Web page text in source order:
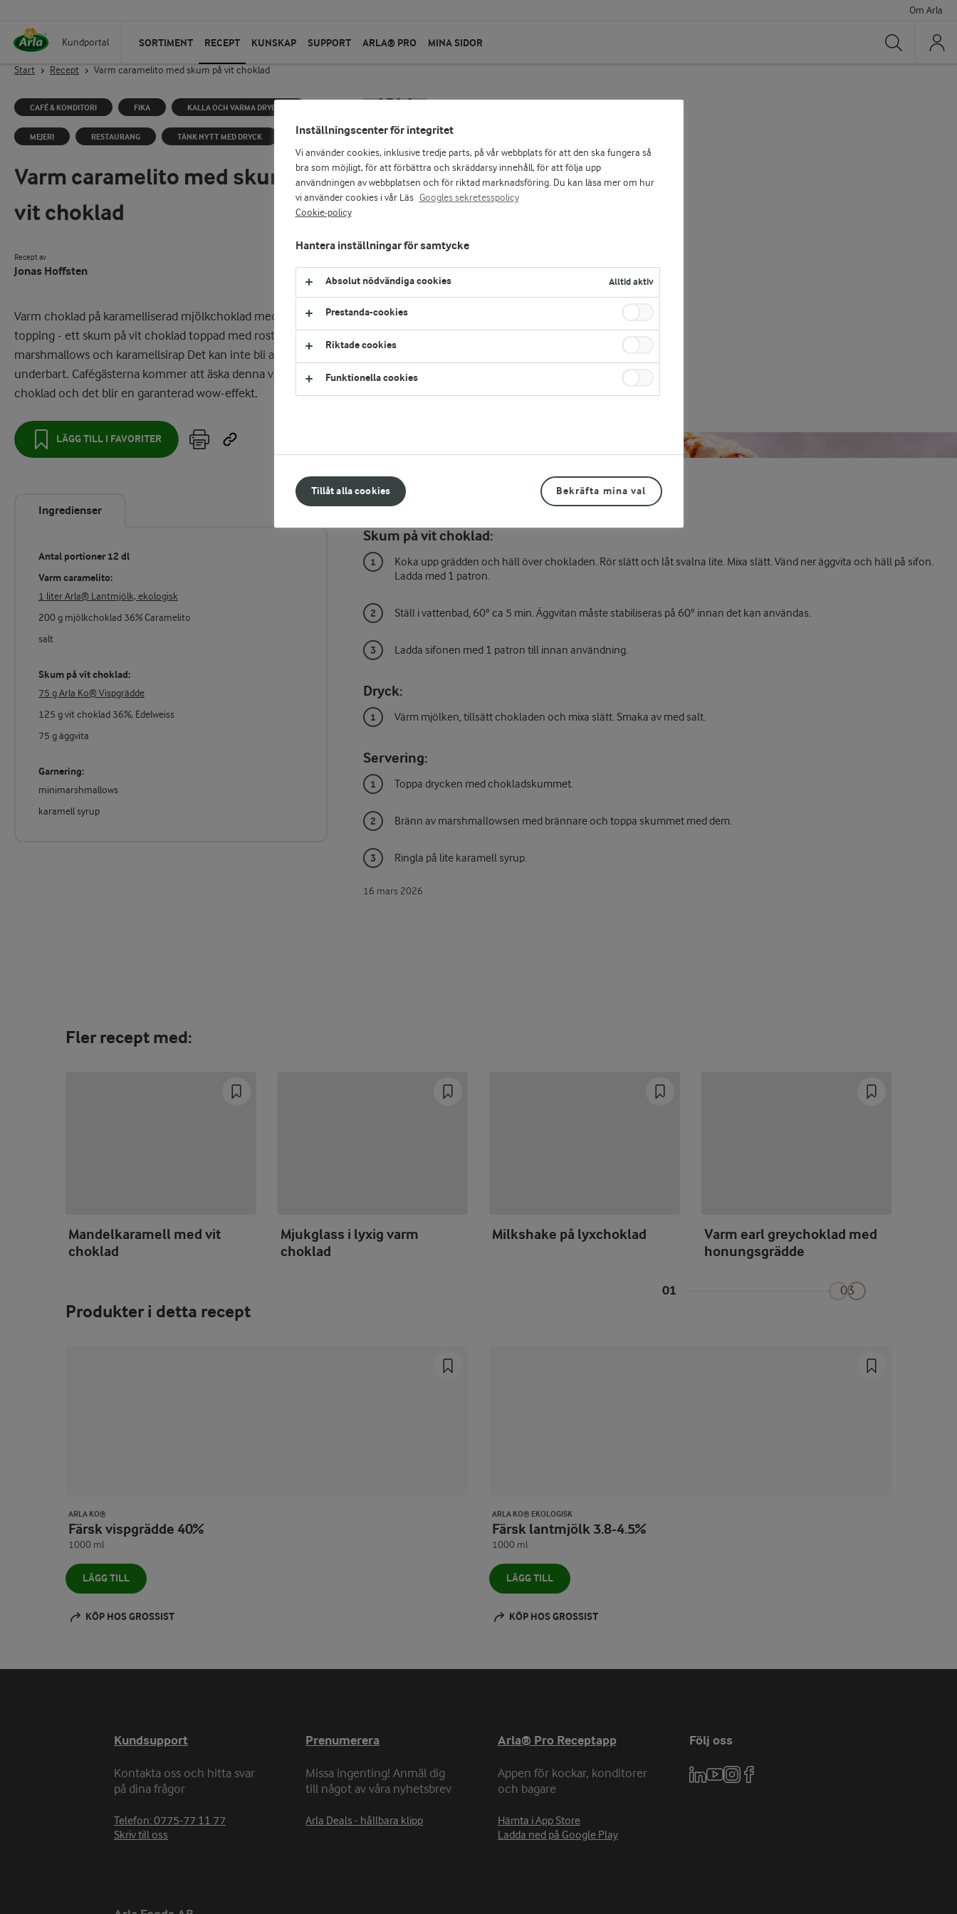
Om Arla
Kundportal SORTIMENT RECEPT KUNSKAP SUPPORT ARLA® PRO MINA SIDOR Sök
Start Recept Varm caramelito med skum på vit choklad
CAFÉ & KONDITORI FIKA KALLA OCH VARMA DRYCKER
MEJERI RESTAURANG TÄNK NYTT MED DRYCK
Varm caramelito med skum på
vit choklad
Recept av
Jonas Hoffsten
Varm choklad på karamelliserad mjölkchoklad med lyxig
topping - ett skum på vit choklad toppad med rostade
marshmallows och karamellsirap Det kan inte bli annat än
underbart. Cafégästerna kommer att äska denna varma
choklad och det blir en garanterad wow-effekt.
LÄGG TILL I FAVORITER
Ingredienser
Antal portioner 12 dl
Varm caramelito:
1 liter Arla® Lantmjölk, ekologisk
200 g mjölkchoklad 36% Caramelito
salt
Skum på vit choklad:
75 g Arla Ko® Vispgrädde
125 g vit choklad 36%, Edelweiss
75 g äggvita
Garnering:
minimarshmallows
karamell syrup
Gör så här
Skum på vit choklad:
Koka upp grädden och häll över chokladen. Rör slätt och låt svalna lite. Mixa slätt. Vänd ner äggvita och häll på sifon.
Ladda med 1 patron.
Ställ i vattenbad, 60° ca 5 min. Äggvitan måste stabiliseras på 60° innan det kan användas.
Ladda sifonen med 1 patron till innan användning.
Dryck:
Värm mjölken, tillsätt chokladen och mixa slätt. Smaka av med salt.
Servering:
Toppa drycken med chokladskummet.
Bränn av marshmallowsen med brännare och toppa skummet med dem.
Ringla på lite karamell syrup.
16 mars 2026
Fler recept med:
Mandelkaramell med vit
choklad
Mjukglass i lyxig varm
choklad
Milkshake på lyxchoklad
Varm earl greychoklad med
honungsgrädde
01 03
Produkter i detta recept
ARLA KO®
Färsk vispgrädde 40%
1000 ml
LÄGG TILL
KÖP HOS GROSSIST
ARLA KO® EKOLOGISK
Färsk lantmjölk 3.8-4.5%
1000 ml
LÄGG TILL
KÖP HOS GROSSIST
Kundsupport
Kontakta oss och hitta svar
på dina frågor
Telefon: 0775-77 11 77
Skriv till oss
Prenumerera
Missa ingenting! Anmäl dig
till något av våra nyhetsbrev
Arla Deals - hållbara klipp
Arla® Pro Receptapp
Appen för kockar, konditorer
och bagare
Hämta i App Store
Ladda ned på Google Play
Följ oss
Inställningscenter för integritet
Vi använder cookies, inklusive tredje parts, på vår webbplats för att den ska fungera så
bra som möjligt, för att förbättra och skräddarsy innehåll, för att följa upp
användningen av webbplatsen och för riktad marknadsföring. Du kan läsa mer om hur
vi använder cookies i vår Läs Googles sekretesspolicy
Cookie-policy
Tillåt alla cookies
Hantera inställningar för samtycke
Absolut nödvändiga cookies Alltid aktiv
Prestanda-cookies
Riktade cookies
Funktionella cookies
Bekräfta mina val